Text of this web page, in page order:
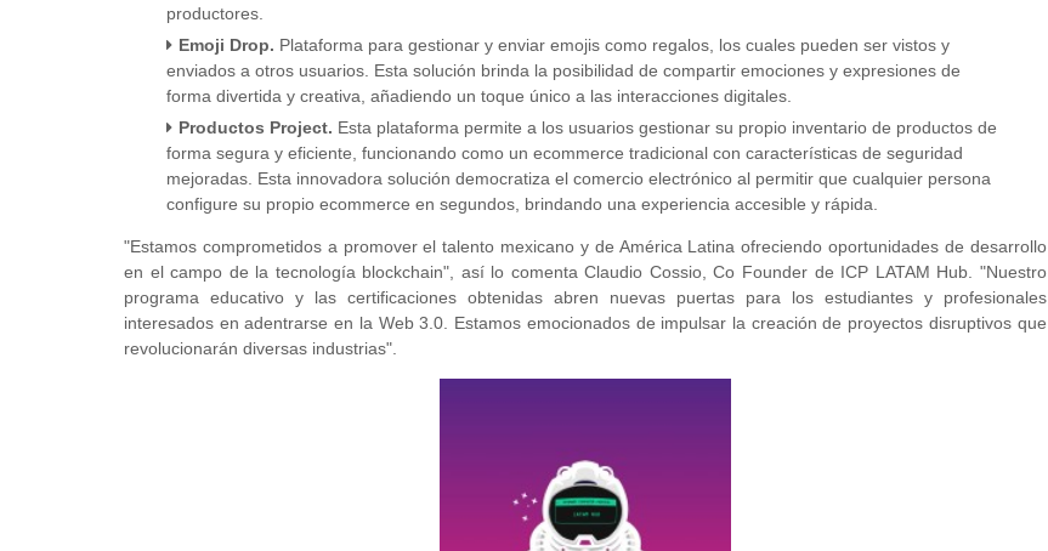
productores.
Emoji Drop. Plataforma para gestionar y enviar emojis como regalos, los cuales pueden ser vistos y
enviados a otros usuarios. Esta solución brinda la posibilidad de compartir emociones y expresiones de
forma divertida y creativa, añadiendo un toque único a las interacciones digitales.
Productos Project. Esta plataforma permite a los usuarios gestionar su propio inventario de productos de
forma segura y eficiente, funcionando como un ecommerce tradicional con características de seguridad
mejoradas. Esta innovadora solución democratiza el comercio electrónico al permitir que cualquier persona
configure su propio ecommerce en segundos, brindando una experiencia accesible y rápida.
"Estamos comprometidos a promover el talento mexicano y de América Latina ofreciendo oportunidades de desarrollo
en el campo de la tecnología blockchain", así lo comenta Claudio Cossio, Co Founder de ICP LATAM Hub. "Nuestro
programa educativo y las certificaciones obtenidas abren nuevas puertas para los estudiantes y profesionales
interesados en adentrarse en la Web 3.0. Estamos emocionados de impulsar la creación de proyectos disruptivos que
revolucionarán diversas industrias".